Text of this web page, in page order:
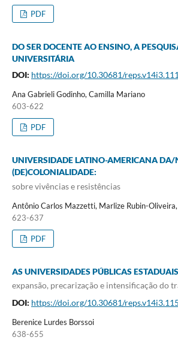
PDF
DO SER DOCENTE AO ENSINO, A
UNIVERSITÁRIA
DOI: https://doi.org/10.30681/
Ana Gabrieli Godinho, Camilla Mariano
603-622
PDF
UNIVERSIDADE LATINO-AMERICANA DA/
(DE)COLONIALIDADE:
sobre vivências e resistências
Antônio Carlos Mazzetti, Marlize Rubin-
623-637
PDF
AS UNIVERSIDADES PÚBLICAS
expansão, precarização e intensificação do
DOI: https://doi.org/10.30681/
Berenice Lurdes Borssoi
638-655